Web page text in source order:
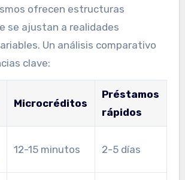
ofrecen estructuras
se ajustan a realidades
Un análisis comparativo
clave:
Microcréditos
Préstamos
rápidos
12-15 minutos 2-5 días